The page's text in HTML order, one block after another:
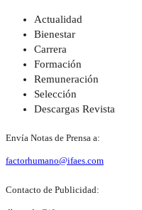
Actualidad
Bienestar
Carrera
Formación
Remuneración
Selección
Descargas Revista
Envía Notas de Prensa a:
factorhumano@ifaes.com
Contacto de Publicidad: